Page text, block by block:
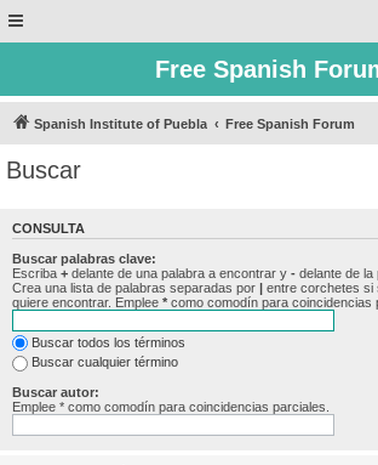
Free Spanish
Spanish Institute of Puebla Free Spanish Forum
Buscar
CONSULTA
Buscar palabras clave:
Escriba + delante de una palabra a encontrar y - delante de la
Crea una lista de palabras separadas por | entre corchetes si
quiere encontrar. Emplee * como comodín para coincidencias
Buscar todos los términos
Buscar cualquier término
Buscar autor:
Emplee * como comodín para coincidencias parciales.